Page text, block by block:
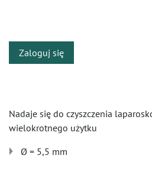
Zaloguj się
Nadaje się do czyszczenia
wielokrotnego użytku
Ø = 5,5 mm